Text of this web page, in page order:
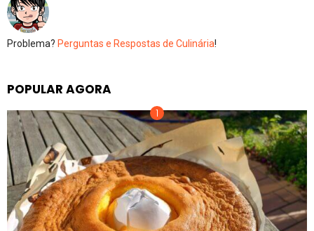
Problema? Perguntas e Respostas de Culinária!
POPULAR AGORA